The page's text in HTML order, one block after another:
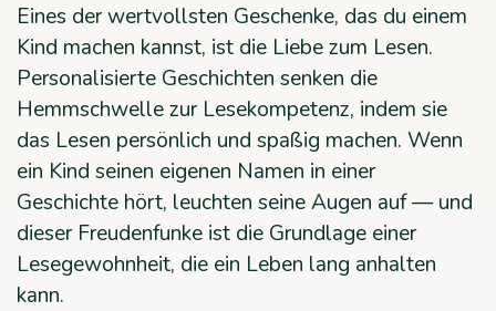
Eines der wertvollsten Geschenke, das du einem
Kind machen kannst, ist die Liebe zum Lesen.
Personalisierte Geschichten senken die
Hemmschwelle zur Lesekompetenz, indem sie
das Lesen persönlich und spaßig machen. Wenn
ein Kind seinen eigenen Namen in einer
Geschichte hört, leuchten seine Augen auf — und
dieser Freudenfunke ist die Grundlage einer
Lesegewohnheit, die ein Leben lang anhalten
kann.